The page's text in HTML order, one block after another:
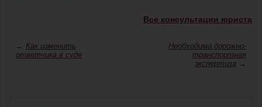
Все консультации юриста
← Как изменить
ответчика в суде
Необходима дорожно-
транспортная
экспертиза →